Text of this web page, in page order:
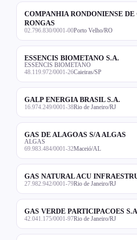
COMPANHIA RONDONIENSE DE
RONGAS
02.796.830/0001-00Porto Velho/RO
ESSENCIS BIOMETANO S.A.
ESSENCIS BIOMETANO
48.119.972/0001-26Caieiras/SP
GALP ENERGIA BRASIL S.A.
16.974.249/0001-38Rio de Janeiro/RJ
GAS DE ALAGOAS S/A ALGAS
ALGAS
69.983.484/0001-32Maceió/AL
GAS NATURAL ACU
27.982.942/0001-79Rio de Janeiro/RJ
GAS VERDE PARTICIPACOES
42.041.175/0001-97Rio de Janeiro/RJ